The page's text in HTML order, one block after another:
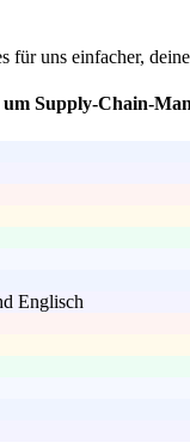
uns einfacher,
Supply-Chain-
Englisch